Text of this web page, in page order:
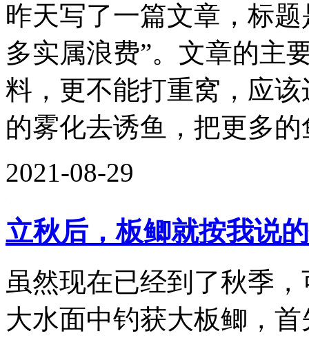
昨天写了一篇文章，标
多实属浪费”。文章的主
料，更不能打重窝，应
的雾化去诱鱼，把更多
2021-08-29
立秋后，板鲫就按我说
虽然现在已经到了秋季
大水面中钓获大板鲫，